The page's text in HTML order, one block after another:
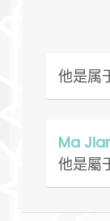
他是属
Ma
他是屬